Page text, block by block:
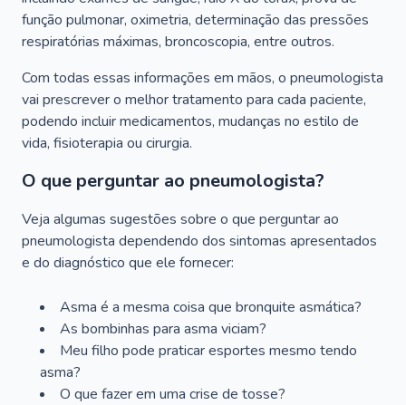
função pulmonar, oximetria, determinação das pressões
respiratórias máximas, broncoscopia, entre outros.
Com todas essas informações em mãos, o pneumologista
vai prescrever o melhor tratamento para cada paciente,
podendo incluir medicamentos, mudanças no estilo de
vida, fisioterapia ou cirurgia.
O que perguntar ao pneumologista?
Veja algumas sugestões sobre o que perguntar ao
pneumologista dependendo dos sintomas apresentados
e do diagnóstico que ele fornecer:
Asma é a mesma coisa que bronquite asmática?
As bombinhas para asma viciam?
Meu filho pode praticar esportes mesmo tendo
asma?
O que fazer em uma crise de tosse?